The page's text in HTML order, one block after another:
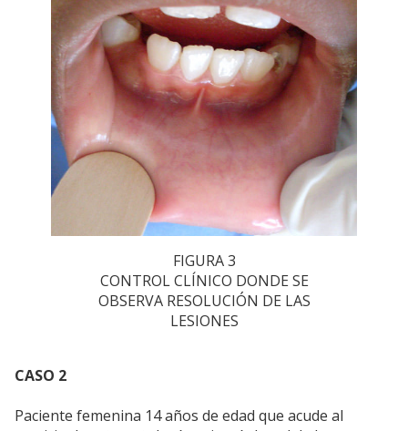
FIGURA 3
CONTROL CLÍNICO DONDE SE
OBSERVA RESOLUCIÓN DE LAS
LESIONES
CASO 2
Paciente femenina 14 años de edad que acude al